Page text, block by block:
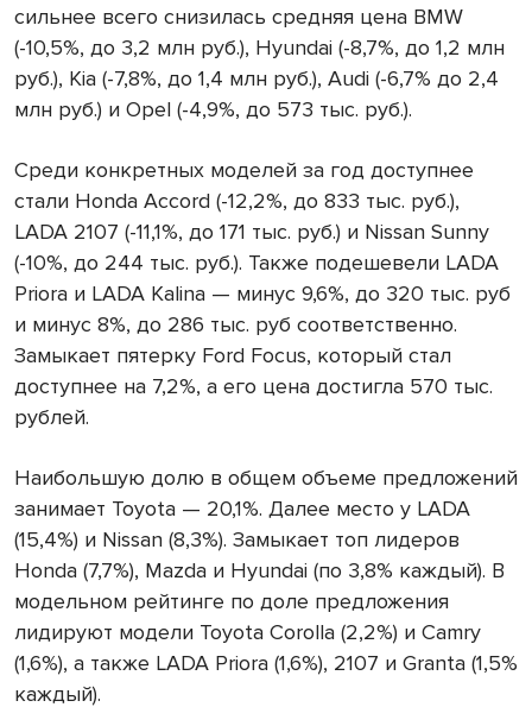
сильнее всего снизилась средняя цена BMW
(-10,5%, до 3,2 млн руб.), Hyundai (-8,7%, до 1,2 млн
руб.), Kia (-7,8%, до 1,4 млн руб.), Audi (-6,7% до 2,4
млн руб.) и Opel (-4,9%, до 573 тыс. руб.).
Среди конкретных моделей за год доступнее
стали Honda Accord (-12,2%, до 833 тыс. руб.),
LADA 2107 (-11,1%, до 171 тыс. руб.) и Nissan Sunny
(-10%, до 244 тыс. руб.). Также подешевели LADA
Priora и LADA Kalina — минус 9,6%, до 320 тыс. руб
и минус 8%, до 286 тыс. руб соответственно.
Замыкает пятерку Ford Focus, который стал
доступнее на 7,2%, а его цена достигла 570 тыс.
рублей.
Наибольшую долю в общем объеме предложений
занимает Toyota — 20,1%. Далее место у LADA
(15,4%) и Nissan (8,3%). Замыкает топ лидеров
Honda (7,7%), Mazda и Hyundai (по 3,8% каждый). В
модельном рейтинге по доле предложения
лидируют модели Toyota Corolla (2,2%) и Camry
(1,6%), а также LADA Priora (1,6%), 2107 и Granta (1,5%
каждый).